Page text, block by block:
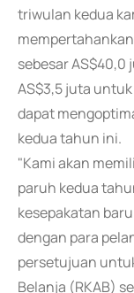
triwulan kedua
sebesar AS$40,0
AS$3,5 juta
dapat
kedua tahun ini.
"Kami akan
paruh kedua
kesepakatan
dengan para
persetujuan
Belanja (RKAB)